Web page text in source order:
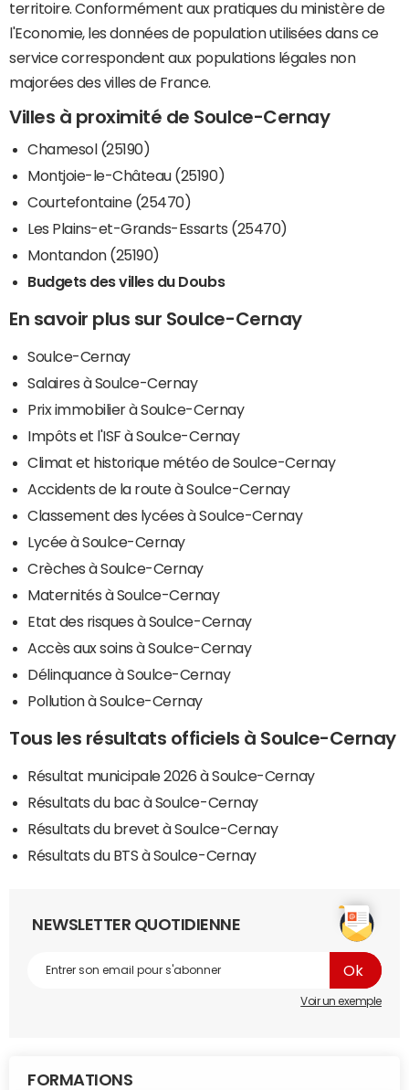
territoire. Conformément aux pratiques du ministère de
l'Economie, les données de population utilisées dans ce
service correspondent aux populations légales non
majorées des villes de France.
Villes à proximité de Soulce-Cernay
Chamesol (25190)
Montjoie-le-Château (25190)
Courtefontaine (25470)
Les Plains-et-Grands-Essarts (25470)
Montandon (25190)
Budgets des villes du Doubs
En savoir plus sur Soulce-Cernay
Soulce-Cernay
Salaires à Soulce-Cernay
Prix immobilier à Soulce-Cernay
Impôts et l'ISF à Soulce-Cernay
Climat et historique météo de Soulce-Cernay
Accidents de la route à Soulce-Cernay
Classement des lycées à Soulce-Cernay
Lycée à Soulce-Cernay
Crèches à Soulce-Cernay
Maternités à Soulce-Cernay
Etat des risques à Soulce-Cernay
Accès aux soins à Soulce-Cernay
Délinquance à Soulce-Cernay
Pollution à Soulce-Cernay
Tous les résultats officiels à Soulce-Cernay
Résultat municipale 2026 à Soulce-Cernay
Résultats du bac à Soulce-Cernay
Résultats du brevet à Soulce-Cernay
Résultats du BTS à Soulce-Cernay
NEWSLETTER QUOTIDIENNE
Voir un exemple
FORMATIONS